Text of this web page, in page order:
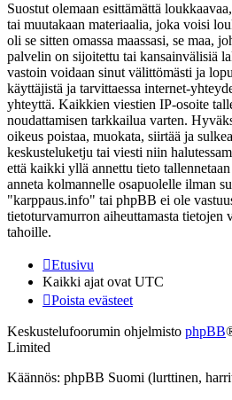
Suostut olemaan esittämättä
tai muutakaan materiaalia, joka voisi
oli se sitten omassa maassasi, se maa,
palvelin on sijoitettu tai kansainvälisiä
vastoin voidaan sinut välittömästi ja
käyttäjistä ja tarvittaessa internet-
yhteyttä. Kaikkien viestien IP-osoite
noudattamisen tarkkailua varten.
oikeus poistaa, muokata, siirtää ja
keskusteluketju tai viesti niin
että kaikki yllä annettu tieto
anneta kolmannelle osapuolelle ilman
"karppaus.info" tai phpBB ei ole
tietoturvamurron aiheuttamasta tietojen
tahoille.
Etusivu
Kaikki ajat ovat UTC
Poista evästeet
Keskustelufoorumin ohjelmisto phpBB
Limited
Käännös: phpBB Suomi (lurttinen,